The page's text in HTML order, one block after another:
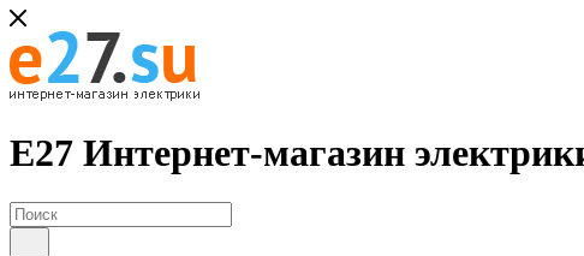
Е27 Интернет-магазин